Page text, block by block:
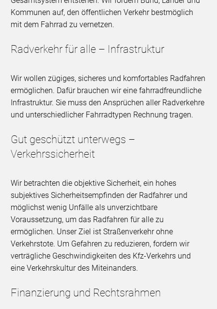
Kommunen auf, den öffentlichen Verkehr bestmöglich
mit dem Fahrrad zu vernetzen.
Radverkehr für alle – Infrastruktur
Wir wollen zügiges, sicheres und komfortables Radfahren
ermöglichen. Dafür brauchen wir eine fahrradfreundliche
Infrastruktur. Sie muss den Ansprüchen aller Radverkehre
und unterschiedlicher Fahrradtypen Rechnung tragen.
Gut geschützt unterwegs –
Verkehrssicherheit
Wir betrachten die objektive Sicherheit, ein hohes
subjektives Sicherheitsempfinden der Radfahrer und
möglichst wenig Unfälle als unverzichtbare
Voraussetzung, um das Radfahren für alle zu
ermöglichen. Unser Ziel ist Straßenverkehr ohne
Verkehrstote. Um Gefahren zu reduzieren, fordern wir
verträgliche Geschwindigkeiten des Kfz-Verkehrs und
eine Verkehrskultur des Miteinanders.
Finanzierung und Rechtsrahmen